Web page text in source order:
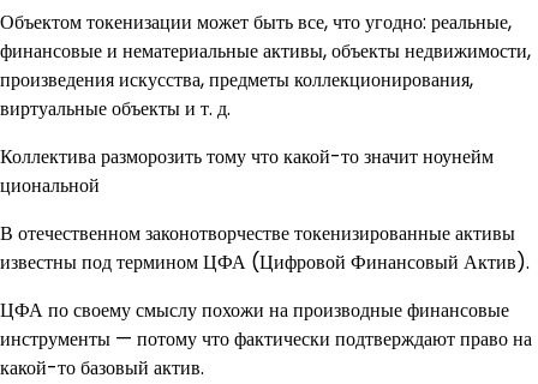
Объектом токенизации может быть все, что угодно: реальные,
финансовые и нематериальные активы, объекты недвижимости,
произведения искусства, предметы коллекционирования,
виртуальные объекты и т. д.
Коллектива разморозить тому что какой-то значит ноунейм
циональной
В отечественном законотворчестве токенизированные активы
известны под термином ЦФА (Цифровой Финансовый Актив).
ЦФА по своему смыслу похожи на производные финансовые
инструменты — потому что фактически подтверждают право на
какой-то базовый актив.